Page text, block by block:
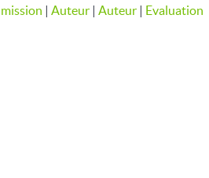
| Auteur | Auteur | Evaluation